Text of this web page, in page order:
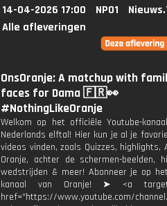
14-04-2026 17:00 NPO1
Alle afleveringen
OnsOranje: A matchup with
faces for Dama 🇫🇷👀
#NothingLikeOranje
Welkom op het officiële Youtube-
Nederlands elftal! Hier kun je al je
videos vinden, zoals Quizzes, highlights,
Oranje, achter de schermen-beelden,
wedstrijden & meer! Abonneer je op
kanaal van Oranje! ➤ <a
href="https://www.youtube.com/channel/